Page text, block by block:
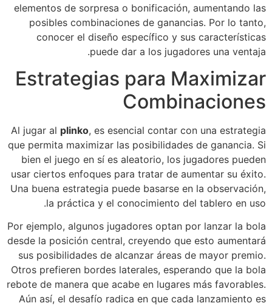
elementos de sorpresa o bonificación, aumentando las
posibles combinaciones de ganancias. Por lo tanto,
conocer el diseño específico y sus características
puede dar a los jugadores una ventaja.
Estrategias para Maximizar
Combinaciones
Al jugar al plinko, es esencial contar con una estrategia
que permita maximizar las posibilidades de ganancia. Si
bien el juego en sí es aleatorio, los jugadores pueden
usar ciertos enfoques para tratar de aumentar su éxito.
Una buena estrategia puede basarse en la observación,
la práctica y el conocimiento del tablero en uso.
Por ejemplo, algunos jugadores optan por lanzar la bola
desde la posición central, creyendo que esto aumentará
sus posibilidades de alcanzar áreas de mayor premio.
Otros prefieren bordes laterales, esperando que la bola
rebote de manera que acabe en lugares más favorables.
Aún así, el desafío radica en que cada lanzamiento es